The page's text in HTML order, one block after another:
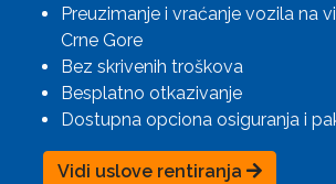
Preuzimanje i vraćanje vozila na
Crne Gore
Bez skrivenih troškova
Besplatno otkazivanje
Dostupna opciona osiguranja i
Vidi uslove rentiranja